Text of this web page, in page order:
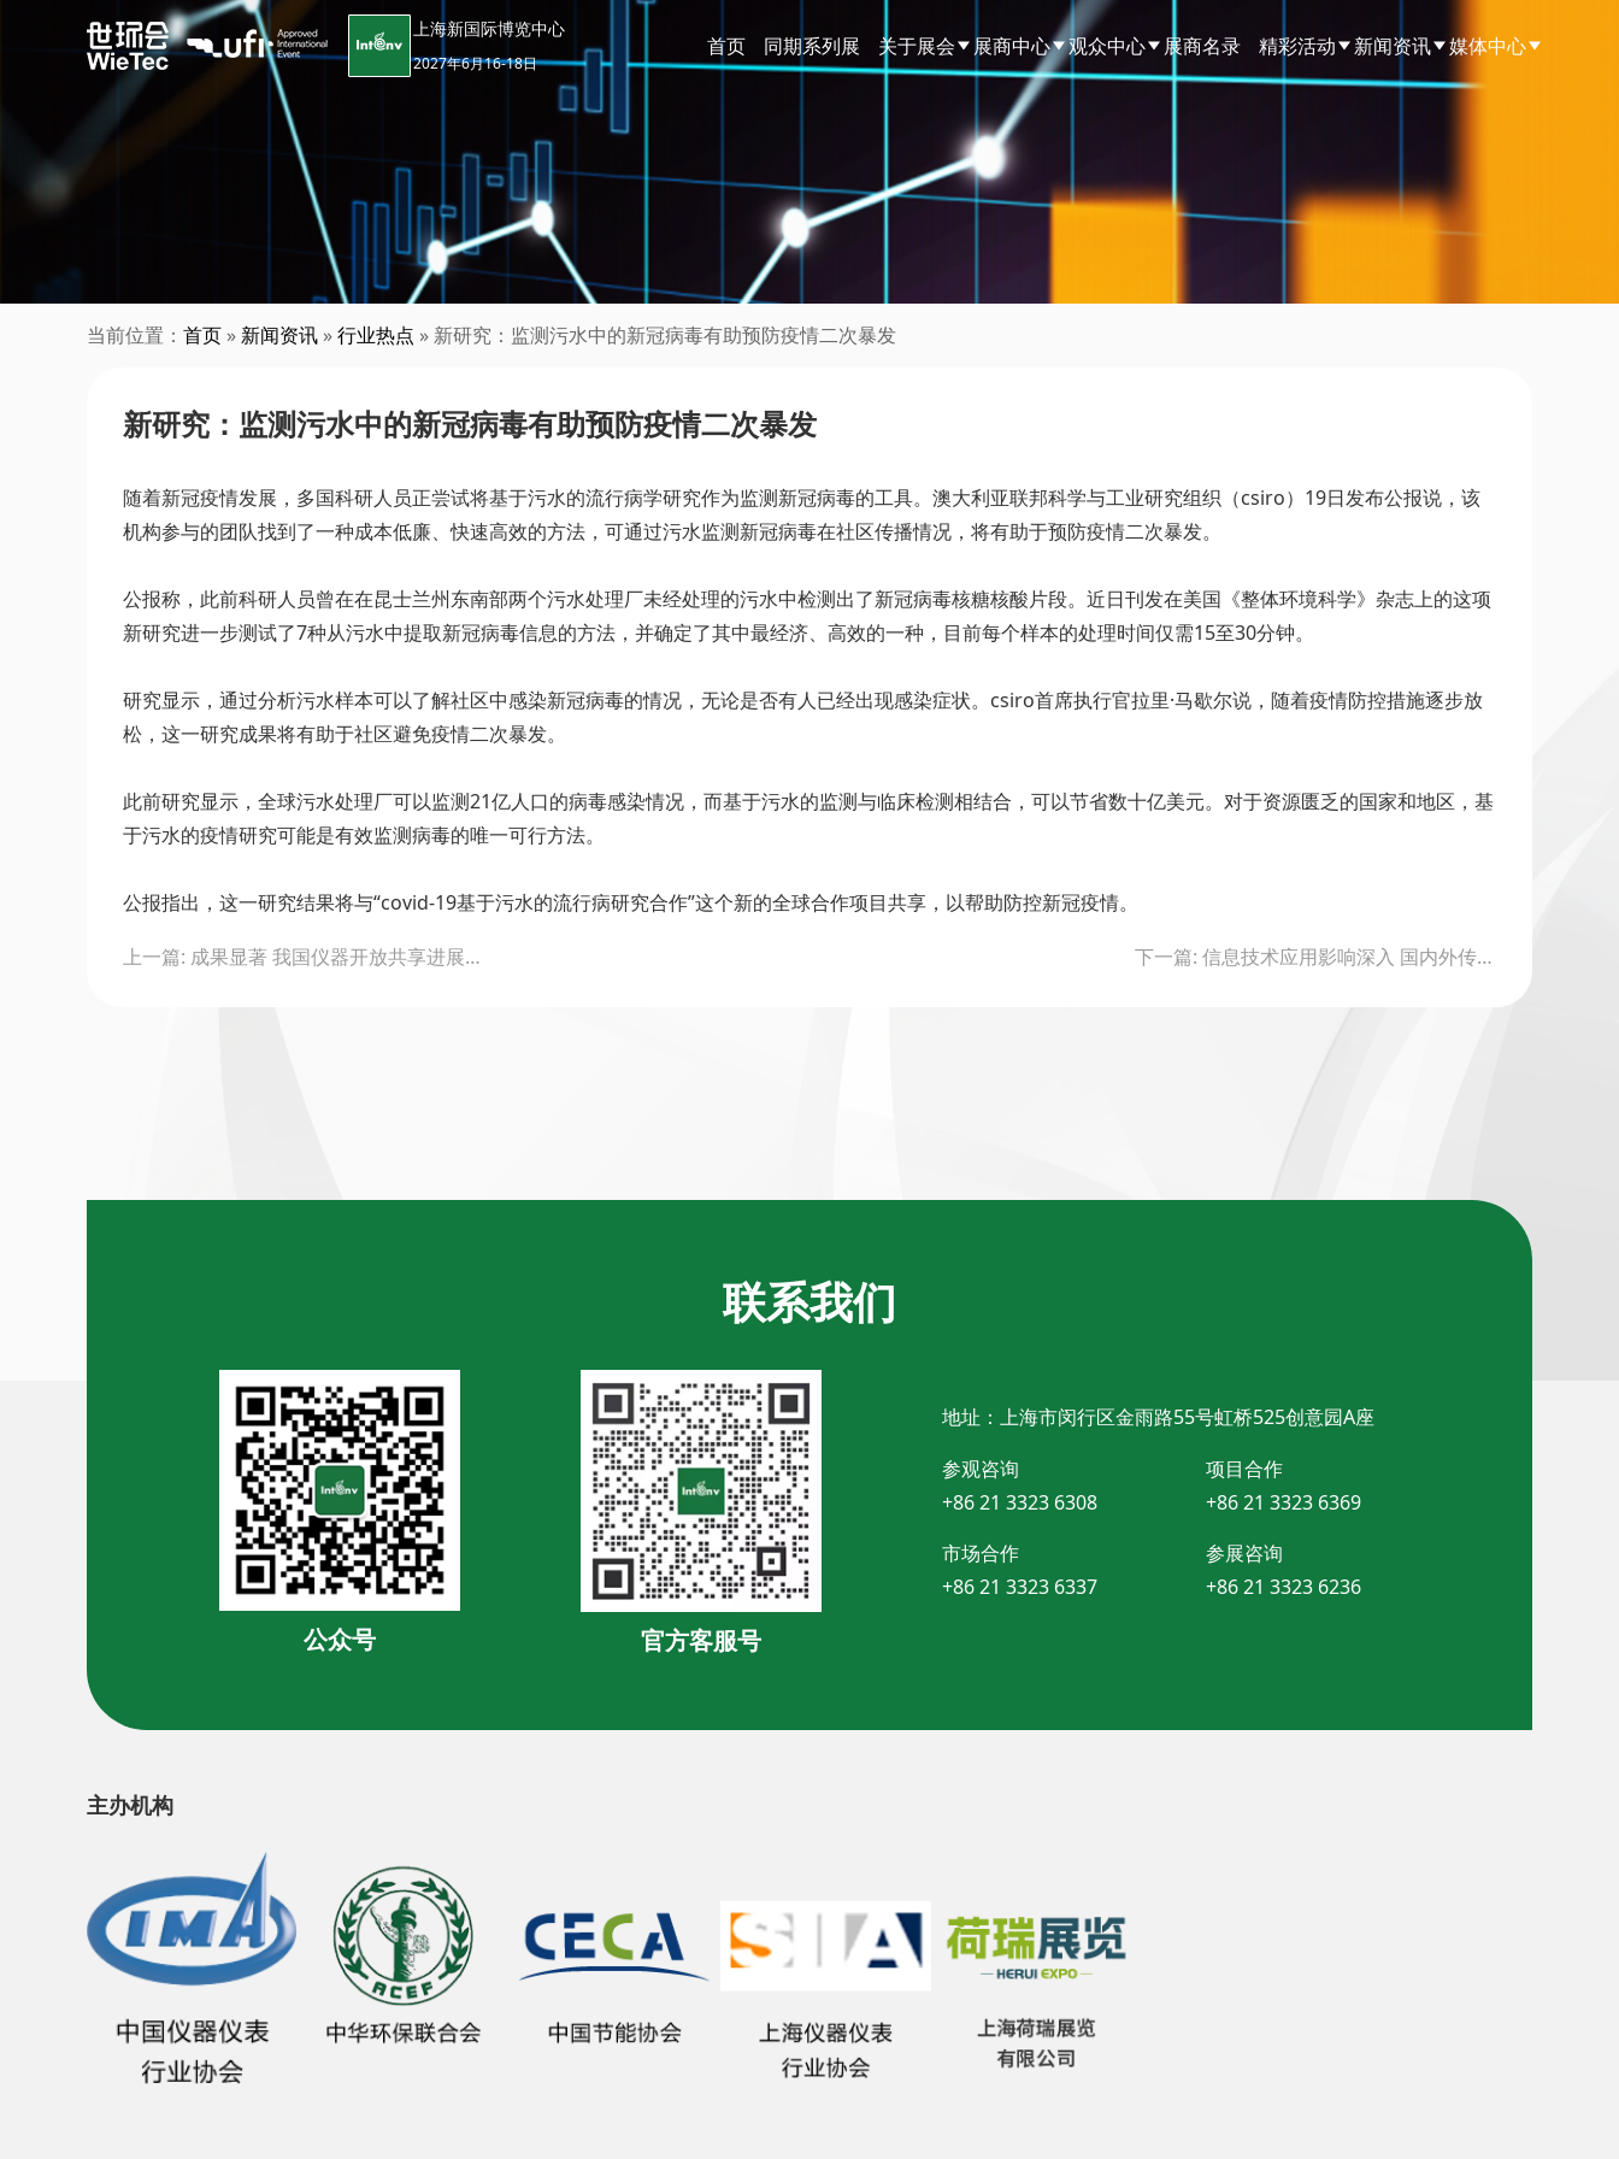
上海新国际博览中心
2027年6月16-18日
首页 同期系列展 关于展会 展商中心 观众中心 展商名录 精彩活动 新闻资讯 媒体中心
当前位置： 首页 » 新闻资讯 »行业热点 » 新研究：监测污水中的新冠病毒有助预防疫情二次暴发
新研究：监测污水中的新冠病毒有助预防疫情二次暴发
随着新冠疫情发展，多国科研人员正尝试将基于污水的流行病学研究作为监测新冠病毒的工具。澳大利亚联邦科学与工业研究组织（csiro）19日发布公报说，该
机构参与的团队找到了一种成本低廉、快速高效的方法，可通过污水监测新冠病毒在社区传播情况，将有助于预防疫情二次暴发。
公报称，此前科研人员曾在在昆士兰州东南部两个污水处理厂未经处理的污水中检测出了新冠病毒核糖核酸片段。近日刊发在美国《整体环境科学》杂志上的这项
新研究进一步测试了7种从污水中提取新冠病毒信息的方法，并确定了其中最经济、高效的一种，目前每个样本的处理时间仅需15至30分钟。
研究显示，通过分析污水样本可以了解社区中感染新冠病毒的情况，无论是否有人已经出现感染症状。csiro首席执行官拉里·马歇尔说，随着疫情防控措施逐步放
松，这一研究成果将有助于社区避免疫情二次暴发。
此前研究显示，全球污水处理厂可以监测21亿人口的病毒感染情况，而基于污水的监测与临床检测相结合，可以节省数十亿美元。对于资源匮乏的国家和地区，基
于污水的疫情研究可能是有效监测病毒的唯一可行方法。
公报指出，这一研究结果将与“covid-19基于污水的流行病研究合作”这个新的全球合作项目共享，以帮助防控新冠疫情。
navigation
上一篇: 成果显著 我国仪器开放共享进展顺利 下一篇: 信息技术应用影响深入 国内外传感器市场持续增长
联系我们
公众号 官方客服号
地址：上海市闵行区金雨路55号虹桥525创意园A座
参观咨询
+86 21 3323 6308
项目合作
+86 21 3323 6369
市场合作
+86 21 3323 6337
参展咨询
+86 21 3323 6236
主办机构